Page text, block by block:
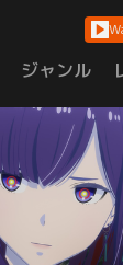
ジャンル